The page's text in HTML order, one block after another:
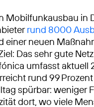
Mobilfunkausbau in
rund 8000
einer neuen
Das sehr gute
umfasst aktuell
rund 99
spürbar: weniger
dort, wo viele